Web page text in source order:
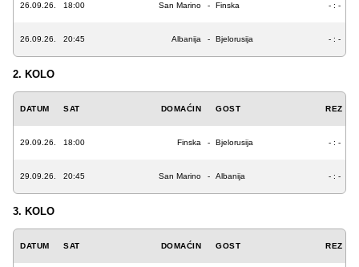
26.09.26. 18:00 San Marino - Finska - : -
26.09.26. 20:45 Albanija - Bjelorusija - : -
2. KOLO
DATUM SAT DOMAĆIN GOST REZ
29.09.26. 18:00 Finska - Bjelorusija - : -
29.09.26. 20:45 San Marino - Albanija - : -
3. KOLO
DATUM SAT DOMAĆIN GOST REZ